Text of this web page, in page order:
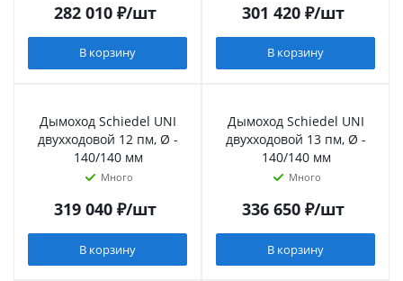
282 010₽/шт
В корзину
301 420₽/шт
В корзину
Дымоход Schiedel UNI
двухходовой 12 пм, Ø -
140/140 мм
Много
319 040₽/шт
В корзину
Дымоход Schiedel UNI
двухходовой 13 пм, Ø -
140/140 мм
Много
336 650₽/шт
В корзину